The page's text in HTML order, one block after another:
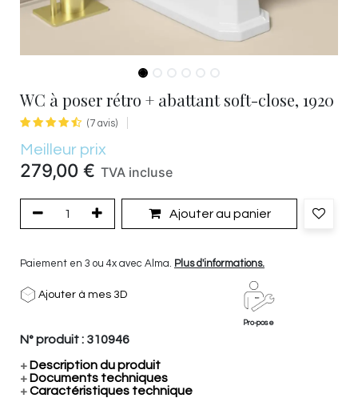
WC à poser rétro + abattant soft-close, 1920
(7 avis)
Meilleur prix
279,00 € TVA incluse
Ajouter au panier
Paiement en 3 ou 4x avec Alma. Plus d'informations.
Ajouter à mes 3D
Pro-pose
N° produit : 310946
+ Description du produit
+ Documents techniques
+Caractéristiques technique